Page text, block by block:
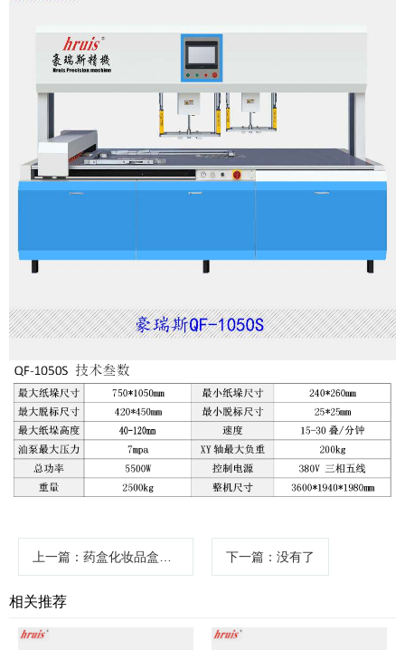
上一篇 ：药盒化妆品盒数控脱标清废机豪瑞斯QF-1050 下一篇 ：没有了
相关推荐